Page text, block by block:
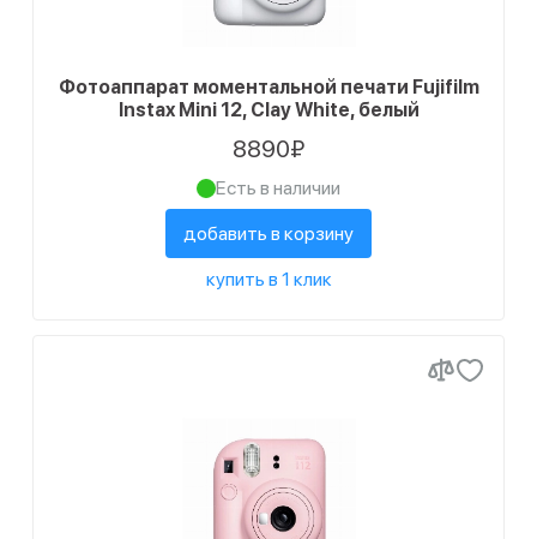
Фотоаппарат моментальной печати Fujifilm
Instax Mini 12, Clay White, белый
8890₽
Есть в наличии
добавить в корзину
купить в 1 клик